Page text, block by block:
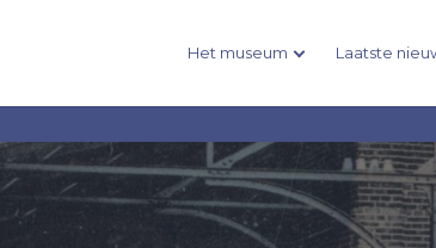
Het museum Laatste